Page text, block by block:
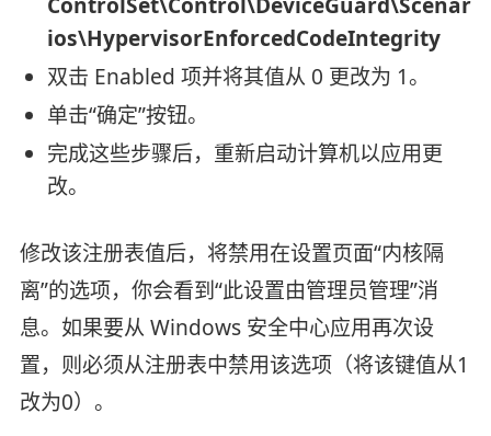
ios\HypervisorEnforcedCodeIntegrity
双击 Enabled 项并将其值从 0 更改为 1。
单击“确定”按钮。
完成这些步骤后，重新启动计算机以应用更
改。
修改该注册表值后，将禁用在设置页面“内核隔
离”的选项，你会看到“此设置由管理员管理”消
息。如果要从 Windows 安全中心应用再次设
置，则必须从注册表中禁用该选项（将该键值从1
改为0）。